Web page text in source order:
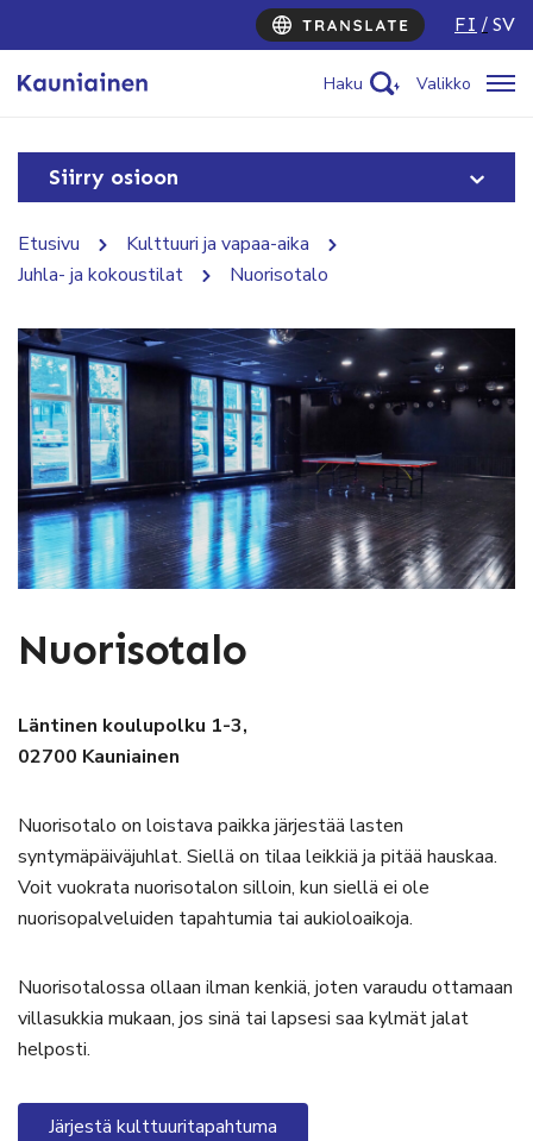
FI SV
Haku Valikko
Siirry osioon
Etusivu
Kulttuuri ja vapaa-aika
Juhla- ja kokoustilat
Nuorisotalo
Nuorisotalo
Läntinen koulupolku 1-3,
02700 Kauniainen
Nuorisotalo on loistava paikka järjestää lasten
syntymäpäiväjuhlat. Siellä on tilaa leikkiä ja pitää hauskaa.
Voit vuokrata nuorisotalon silloin, kun siellä ei ole
nuorisopalveluiden tapahtumia tai aukioloaikoja.
Nuorisotalossa ollaan ilman kenkiä, joten varaudu ottamaan
villasukkia mukaan, jos sinä tai lapsesi saa kylmät jalat
helposti.
Järjestä kulttuuritapahtuma